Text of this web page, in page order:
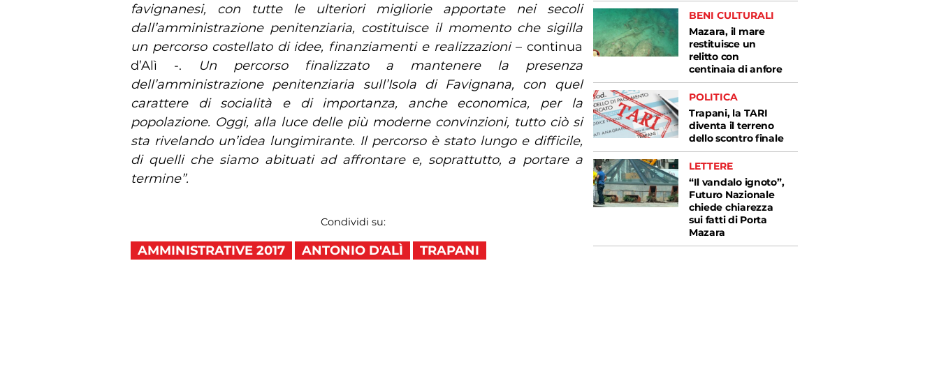
favignanesi, con tutte le ulteriori migliorie apportate nei secoli
dall’amministrazione penitenziaria, costituisce il momento che sigilla
un percorso costellato di idee, finanziamenti e realizzazioni– continua
d’Alì -.
Un percorso finalizzato a mantenere la presenza
dell’amministrazione penitenziaria sull’Isola di Favignana, con quel
carattere di socialità e di importanza, anche economica, per la
popolazione. Oggi, alla luce delle più moderne convinzioni, tutto ciò si
sta rivelando un’idea lungimirante. Il percorso è stato lungo e difficile,
di quelli che siamo abituati ad affrontare e, soprattutto, a portare a
termine”.
Condividi su:
AMMINISTRATIVE 2017 ANTONIO D'ALÌ TRAPANI
BENI CULTURALI
Mazara, il mare
restituisce un
relitto con
centinaia di anfore
POLITICA
Trapani, la TARI
diventa il terreno
dello scontro finale
LETTERE
“Il vandalo ignoto”,
Futuro Nazionale
chiede chiarezza
sui fatti di Porta
Mazara